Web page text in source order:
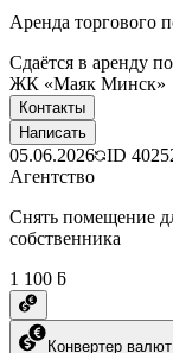
Аренда торгового
Сдаётся в аренду
ЖК «Маяк Минск»
Контакты
Написать
05.06.2026 ID
Агентство
Снять помещение
собственника
1 100 ƃ
Конвертер валют